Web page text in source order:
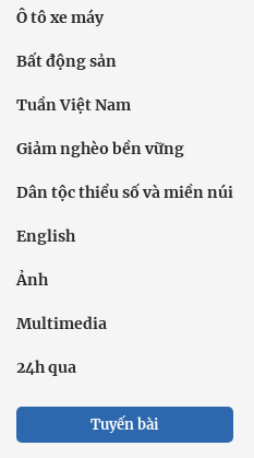
Ô tô xe máy
Bất động sản
Tuần Việt Nam
Giảm nghèo bền vững
Dân tộc thiểu số và miền núi
English
Ảnh
Multimedia
24h qua
Tuyến bài